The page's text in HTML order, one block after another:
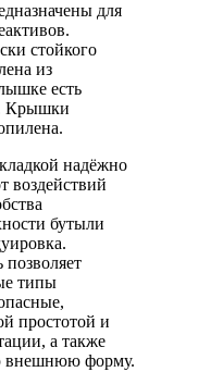
для
стойкого
из
есть
Крышки
надёжно
воздействий
бутыли
позволяет
типы
простотой и
а также
внешнюю форму.